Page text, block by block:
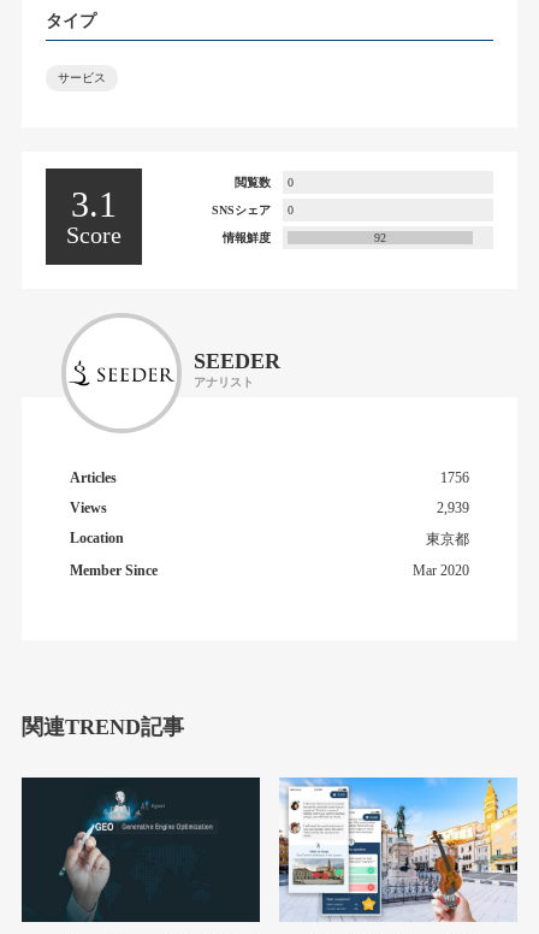
タイプ
サービス
3.1
Score
閲覧数 0
SNSシェア 0
情報鮮度 92
SEEDER
アナリスト
Articles
1756
Views
2,939
Location
東京都
Member Since
Mar 2020
関連TREND記事